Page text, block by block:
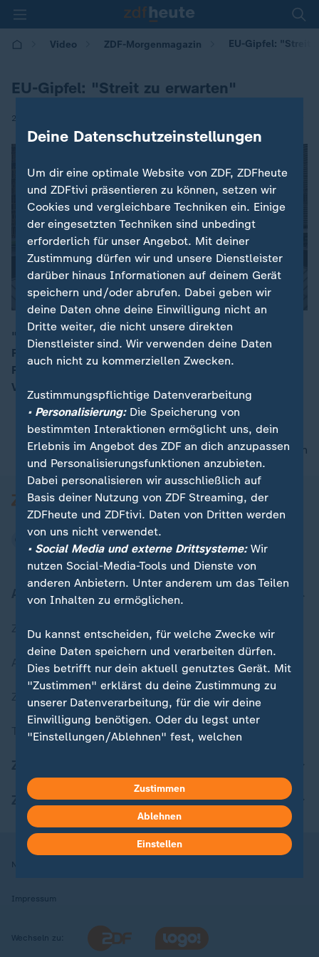
Video ZDF-Morgenmagazin EU-Gipfel: "Streit
EU-Gipfel: "Streit zu erwarten"
26.06.2025 | 05:30
00:14
"Die Frage der Einigkeit wird sich beim Thema
Russland-Sanktionen stellen", so ZDF-Reporter Simon
Pfanzelt in Brüssel. Grund dafür seien die Russland-
Verbindungen der Slowakei und Ungarns.
nach oben
Aktuell bei ZDFheute
Zuletzt veröffentlicht
Aktuelle Sendungs-Videos
ZDFheute Stories
Themen im Überblick
ZDFheute Apps
Nutzungsbedingungen
Impressum
Wechseln zu:
Deine Datenschutzeinstellungen
Um dir eine optimale Website von ZDF, ZDFheute
und ZDFtivi präsentieren zu können, setzen wir
Cookies und vergleichbare Techniken ein. Einige
der eingesetzten Techniken sind unbedingt
erforderlich für unser Angebot. Mit deiner
Zustimmung dürfen wir und unsere Dienstleister
darüber hinaus Informationen auf deinem Gerät
speichern und/oder abrufen. Dabei geben wir
deine Daten ohne deine Einwilligung nicht an
Dritte weiter, die nicht unsere direkten
Dienstleister sind. Wir verwenden deine Daten
auch nicht zu kommerziellen Zwecken.
Zustimmungspflichtige Datenverarbeitung
• Personalisierung:Die Speicherung von
bestimmten Interaktionen ermöglicht uns, dein
Erlebnis im Angebot des ZDF an dich anzupassen
und Personalisierungsfunktionen anzubieten.
Dabei personalisieren wir ausschließlich auf
Basis deiner Nutzung von ZDF Streaming, der
ZDFheute und ZDFtivi. Daten von Dritten werden
von uns nicht verwendet.
• Social Media und externe Drittsysteme:Wir
nutzen Social-Media-Tools und Dienste von
anderen Anbietern. Unter anderem um das Teilen
von Inhalten zu ermöglichen.
Du kannst entscheiden, für welche Zwecke wir
deine Daten speichern und verarbeiten dürfen.
Dies betrifft nur dein aktuell genutztes Gerät. Mit
"Zustimmen" erklärst du deine Zustimmung zu
unserer Datenverarbeitung, für die wir deine
Einwilligung benötigen. Oder du legst unter
"Einstellungen/Ablehnen" fest, welchen
kannst du jederzeit mit Wirkung für die Zukunft
in deinen Einstellungen widerrufen oder ändern.
Hier findest du das Impressum.
Weitere Informationen findest du in unserer
Zustimmen
Ablehnen
Einstellen